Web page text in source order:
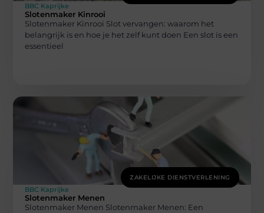
BBC Kaprijke
Slotenmaker Kinrooi
Slotenmaker Kinrooi Slot vervangen: waarom het
belangrijk is en hoe je het zelf kunt doen Een slot is een
essentieel
ZAKELIJKE DIENSTVERLENING
BBC Kaprijke
Slotenmaker Menen
Slotenmaker Menen Slotenmaker Menen: Een